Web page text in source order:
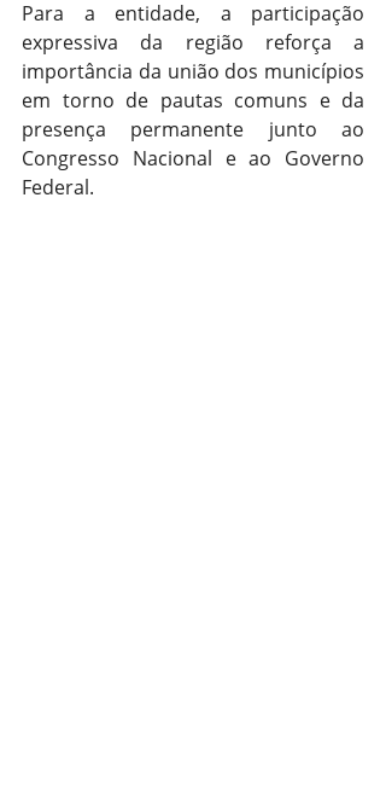
Para a entidade, a participação
expressiva da região reforça a
importância da união dos municípios
em torno de pautas comuns e da
presença permanente junto ao
Congresso Nacional e ao Governo
Federal.